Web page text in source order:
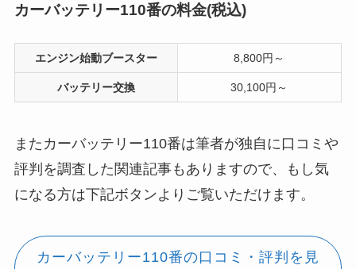
カーバッテリー110番の料金(税込)
エンジン始動ブースター 8,800円～
バッテリー交換 30,100円～
またカーバッテリー110番は筆者が独自に口コミや
評判を調査した関連記事もありますので、もし気
になる方は下記ボタンよりご覧いただけます。
カーバッテリー110番の口コミ・評判を見